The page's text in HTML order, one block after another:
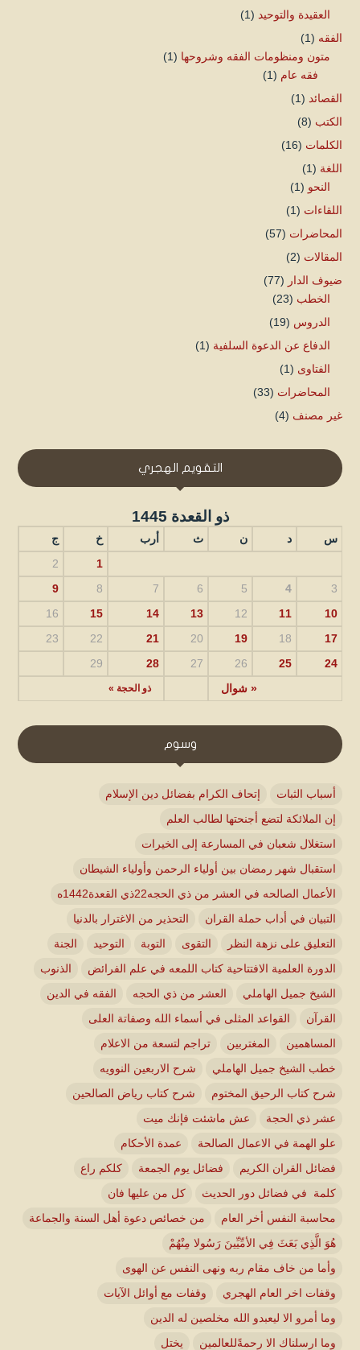
العقيدة والتوحيد (1)
الفقه (1)
متون ومنظومات الفقه وشروحها (1)
فقه عام (1)
القصائد (1)
الكتب (8)
الكلمات (16)
اللغة (1)
النحو (1)
اللقاءات (1)
المحاضرات (57)
المقالات (2)
ضيوف الدار (77)
الخطب (23)
الدروس (19)
الدفاع عن الدعوة السلفية (1)
الفتاوى (1)
المحاضرات (33)
غير مصنف (4)
التقويم الهجري
ذو القعدة 1445
س د ن ث أرب خ ج
« شوال ذو الحجة »
1
2
3
4
5
6
7
8
9
10
11
12
13
14
15
16
17
18
19
20
21
22
23
24
25
26
27
28
29
وسوم
أسباب الثبات
إتحاف الكرام بفضائل دين الإسلام
إن الملائكة لتضع أجنحتها لطالب العلم
استغلال شعبان في المسارعة إلى الخيرات
استقبال شهر رمضان بين أولياء الرحمن وأولياء الشيطان
الأعمال الصالحه في العشر من ذي الحجه22ذي القعدة1442ه
التبيان في أداب حملة القران
التحذير من الاغترار بالدنيا
التعليق على نزهة النظر
التقوى التوبة التوحيد
الجنة
الدورة العلمية الافتتاحية كتاب اللمعه في علم الفرائض
الذنوب
الشيخ جميل الهاملي
العشر من ذي الحجه
الفقه في الدين
القرآن
القواعد المثلى في أسماء الله وصفاتة العلى
المساهمين
المغتربين
تراجم لتسعة من الاعلام
خطب الشيخ جميل الهاملي
شرح الاربعين النوويه
شرح كتاب الرحيق المختوم
شرح كتاب رياض الصالحين
عشر ذي الحجة
عش ماشئت فإنك ميت
علو الهمة في الاعمال الصالحة
عمدة الأحكام
فضائل القران الكريم
فضائل يوم الجمعة
كلكم راع
كلمة في فضائل دور الحديث
كل من عليها فان
محاسبة النفس أخر العام
من خصائص دعوة أهل السنة والجماعة
هُوَ الَّذِي بَعَثَ فِي الأمِّيِّينَ رَسُولا مِنْهُمْ
وأما من خاف مقام ربه ونهى النفس عن الهوى
وقفات اخر العام الهجري
وقفات مع أوائل الآيات
وما أمرو الا ليعبدو الله مخلصين له الدين
وما ارسلناك الا رحمةًللعالمين
يختل